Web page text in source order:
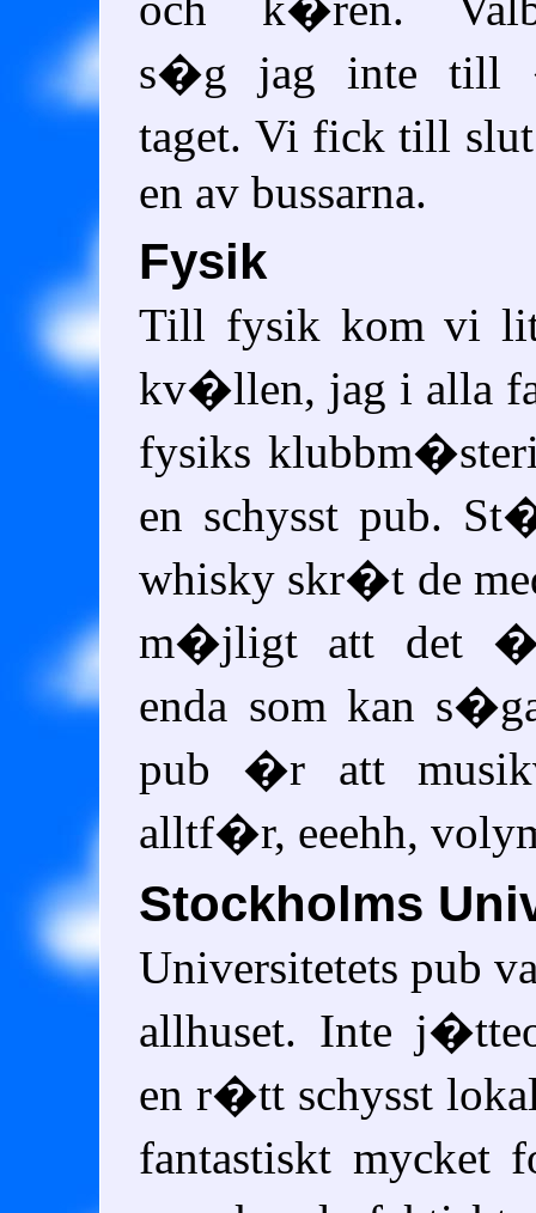
s�g jag inte till
taget. Vi fick till
en av bussarna.
Fysik
Till fysik kom vi
kv�llen, jag i alla
fysiks
en schysst pub.
whisky skr�t de
m�jligt att det
enda som kan
pub �r att
alltf�r, eeehh,
Stockholms
Universitetets pub
allhuset. Inte
en r�tt schysst
fantastiskt